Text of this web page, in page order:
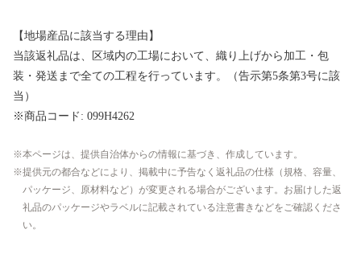
【地場産品に該当する理由】
当該返礼品は、区域内の工場において、織り上げから加工・包
装・発送まで全ての工程を行っています。（告示第5条第3号に該
当）
※商品コード: 099H4262
本ページは、提供自治体からの情報に基づき、作成しています。
提供元の都合などにより、掲載中に予告なく返礼品の仕様（規格、容量、
パッケージ、原材料など）が変更される場合がございます。お届けした返
礼品のパッケージやラベルに記載されている注意書きなどをご確認くださ
い。